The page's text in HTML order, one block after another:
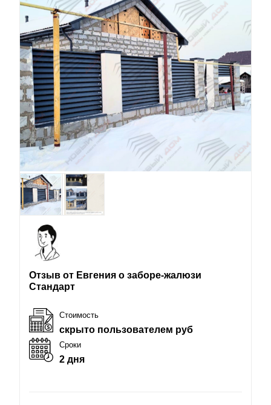
Отзыв от Евгения о заборе-жалюзи
Стандарт
Стоимость
скрыто пользователем руб
Сроки
2 дня